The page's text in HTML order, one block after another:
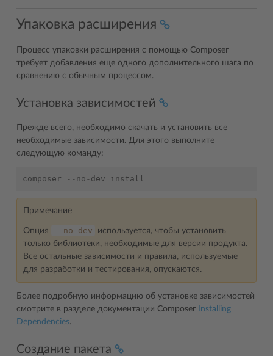
Упаковка расширения
Процесс упаковки расширения с помощью Composer
требует добавления еще одного дополнительного шага по
сравнению с обычным процессом.
Установка зависимостей
Прежде всего, необходимо скачать и установить все
необходимые зависимости. Для этого выполните
следующую команду:
composer -- no - dev install
Примечание
Опция --no-dev
используется, чтобы установить
только библиотеки, необходимые для версии продукта.
Все остальные зависимости и правила, используемые
для разработки и тестирования, опускаются.
Более подробную информацию об установке зависимостей
смотрите в разделе документации Composer
Installing
Dependencies.
Создание пакета